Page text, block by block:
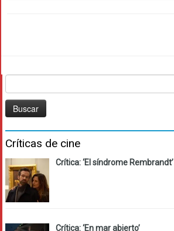
Críticas de cine
Crítica: ‘El síndrome Rembrandt’
Crítica: ‘En mar abierto’